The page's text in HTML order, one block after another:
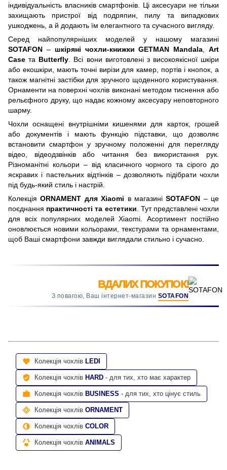
індивідуальність власників смартфонів. Ці аксесуари не тільки
захищають пристрої від подряпин, пилу та випадкових
ушкоджень, а й додають їм елегантного та сучасного вигляду.
Серед найпопулярніших моделей у нашому магазині
SOTAFON – шкіряні чохли-книжки GETMAN Mandala ,Art
Case та Butterfly . Всі вони виготовлені з високоякісної шкіри
або екошкіри, мають точні вирізи для камер, портів і кнопок, а
також магнітні застібки для зручного щоденного користування.
Орнаменти на поверхні чохлів виконані методом тиснення або
рельєфного друку, що надає кожному аксесуару неповторного
шарму.
Чохли оснащені внутрішніми кишенями для карток, грошей
або документів і мають функцію підставки, що дозволяє
встановити смартфон у зручному положенні для перегляду
відео, відеодзвінків або читання без використання рук.
Різноманітні кольори – від класичного чорного та сірого до
яскравих і пастельних відтінків – дозволяють підібрати чохли
під будь-який стиль і настрій.
КолекціяORNAMENT для Xiaomi в магазиніSOTAFON – це
поєднання практичності та естетики . Тут представлені чохли
для всіх популярних моделей Xiaomi. Асортимент постійно
оновлюється новими кольорами, текстурами та орнаментами,
щоб Ваші смартфони завжди виглядали стильно і сучасно.
ВДАЛИХ ПОКУПОК!
З повагою, Ваш інтернет-магазин SOTAFON
Колекція чохлів LEDI
Колекція чохлів HARD - для тих, хто має характер
Колекція чохлів BUSINESS - для тих, хто цінує стиль
Колекція чохлів ORNAMENT
Колекція чохлів COLOR
Колекція чохлів ANIMALS